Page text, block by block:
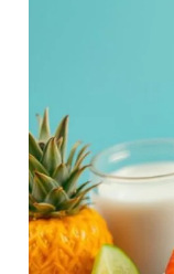
para
Cada
Etapa
de
Crecimiento